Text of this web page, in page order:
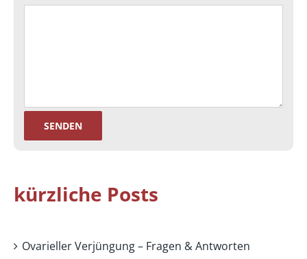
kürzliche Posts
Ovarieller Verjüngung – Fragen & Antworten